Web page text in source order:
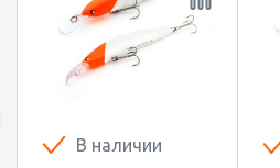
В наличии